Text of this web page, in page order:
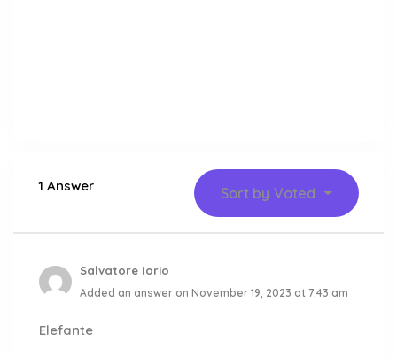
1 Answer Sort by Voted
Salvatore Iorio
Added an answer on November 19, 2023 at 7:43 am
Elefante